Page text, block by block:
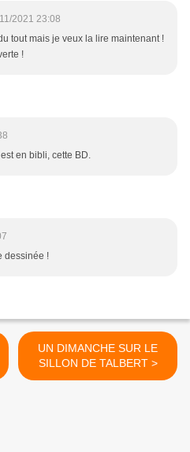
2021 23:08
tout mais je veux la lire maintenant !
!
en bibli, cette BD.
dessinée !
UN DIMANCHE SUR LE
SILLON DE TALBERT >